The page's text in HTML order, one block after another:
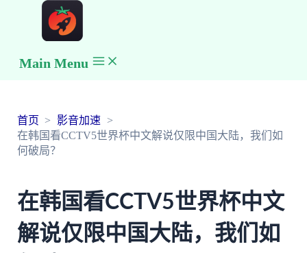
Main Menu
首页
影音加速
在韩国看CCTV5世界杯中文解说仅限中国大陆，我们如
何破局？
在韩国看CCTV5世界杯中文
解说仅限中国大陆，我们如